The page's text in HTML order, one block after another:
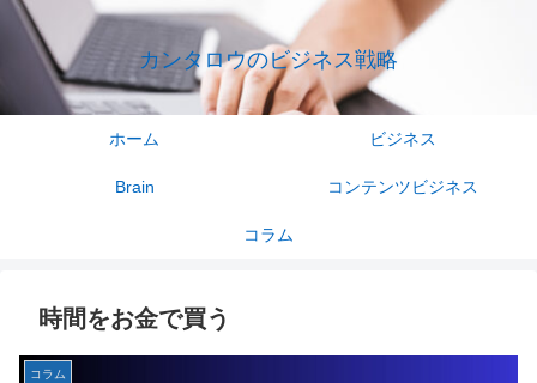
カンタロウのビジネス戦略
ホーム ビジネス
Brain コンテンツビジネス
コラム
時間をお金で買う
コラム